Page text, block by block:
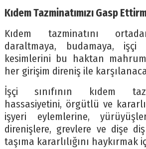
Kıdem Tazminatımızı Gasp
Kıdem tazminatını
daraltmaya, budamaya, işçi
kesimlerini bu haktan
her girişim direniş ile
İşçi sınıfının kıdem
hassasiyetini, örgütlü ve
işyeri eylemlerine,
direnişlere, grevlere ve dişe
taşıma kararlılığını haykırmak